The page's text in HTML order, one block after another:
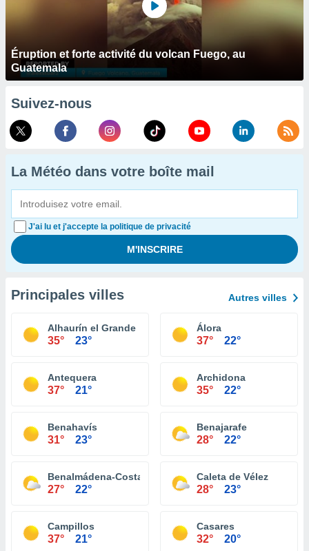
Éruption et forte activité du volcan Fuego, au
Guatemala
Suivez-nous
La Météo dans votre boîte mail
J'ai lu et j'accepte la politique de privacité
Principales villes Autres villes
Alhaurín el Grande
35° 23°
Álora
37° 22°
Antequera
37° 21°
Archidona
35° 22°
Benahavís
31° 23°
Benajarafe
28° 22°
Benalmádena-Costa
27° 22°
Caleta de Vélez
28° 23°
Campillos
37° 21°
Casares
32° 20°